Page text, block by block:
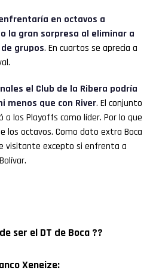
en octavos a
la gran sorpresa al eliminar a
grupos. En cuartos se aprecia a
el Club de la Ribera podría
menos que con River. El conjunto
a los Playoffs como líder. Por lo que
los octavos. Como dato extra Boca
visitante excepto si enfrenta a
ser el DT de Boca ??
Xeneize: